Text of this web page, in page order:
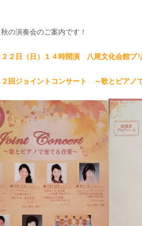
の演奏会のご案内です！
２日（日）１４時開演 八尾文化会館プ
２回ジョイントコンサート ～歌とピアノ